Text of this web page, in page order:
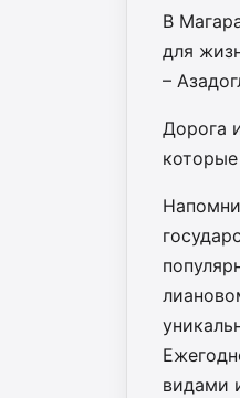
В
для
–
Дорога
видами